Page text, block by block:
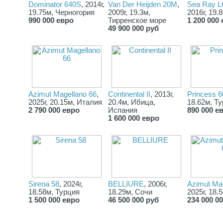
Dominator 640S, 2014г,
19.75м, Черногория
990 000 евро
Van Der Heijden 20M ,
2009г, 19.3м,
Тирренское море
49 900 000 руб
Sea Ray
2016г,
1 200 000
Azimut Magellano 66,
2025г, 20.15м, Италия
2 790 000 евро
Continental II , 2013г,
20.4м, Ибица,
Испания
1 600 000 евро
Princess
18.62м,
890 000
Sirena 58, 2024г,
18.58м, Турция
1 500 000 евро
BELLIURE, 2006г,
18.29м, Сочи
46 500 000 руб
Azimut
2025г,
234 000